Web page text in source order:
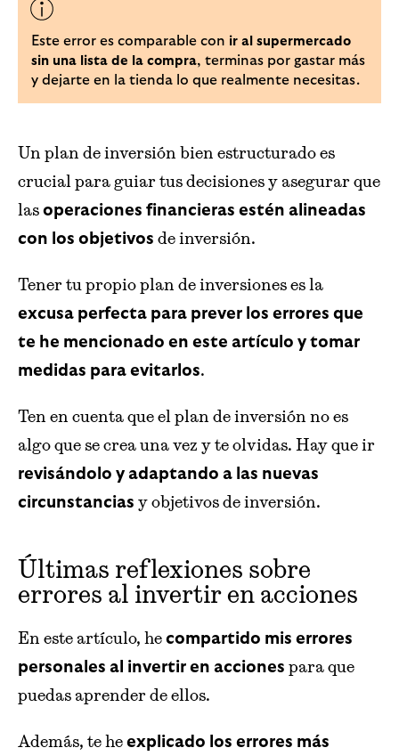
Este error es comparable con ir al supermercado
sin una lista de la compra, terminas por gastar más
y dejarte en la tienda lo que realmente necesitas.
Un plan de inversión bien estructurado es
crucial para guiar tus decisiones y asegurar que
las operaciones financieras estén alineadas
con los objetivos de inversión.
Tener tu propio plan de inversiones es la
excusa perfecta para prever los errores que
te he mencionado en este artículo y tomar
medidas para evitarlos.
Ten en cuenta que el plan de inversión no es
algo que se crea una vez y te olvidas. Hay que ir
revisándolo y adaptando a las nuevas
circunstancias y objetivos de inversión.
Últimas reflexiones sobre
errores al invertir en acciones
En este artículo, he compartido mis errores
personales al invertir en acciones para que
puedas aprender de ellos.
Además, te he explicado los errores más